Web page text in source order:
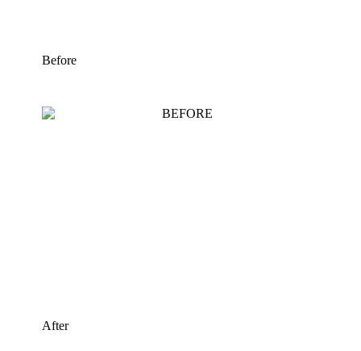
Before
After